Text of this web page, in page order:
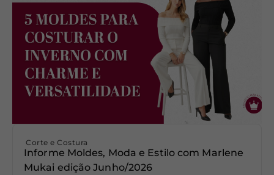
Corte e Costura
Informe Moldes, Moda e Estilo com Marlene
Mukai edição Junho/2026